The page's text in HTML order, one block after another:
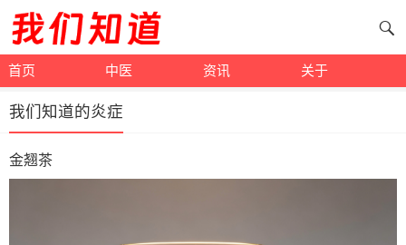
首页 中医 资讯 关于
我们知道的炎症
金翘茶